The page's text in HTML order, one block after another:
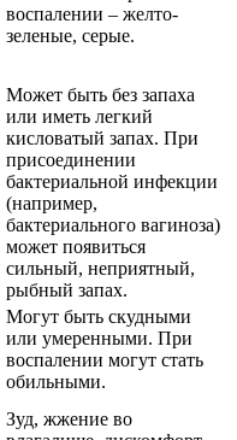
воспалении – желто-
зеленые, серые.
Может быть без запаха
или иметь легкий
кисловатый запах. При
присоединении
бактериальной инфекции
(например,
бактериального вагиноза)
может появиться
сильный, неприятный,
рыбный запах.
Могут быть скудными
или умеренными. При
воспалении могут стать
обильными.
Зуд, жжение во